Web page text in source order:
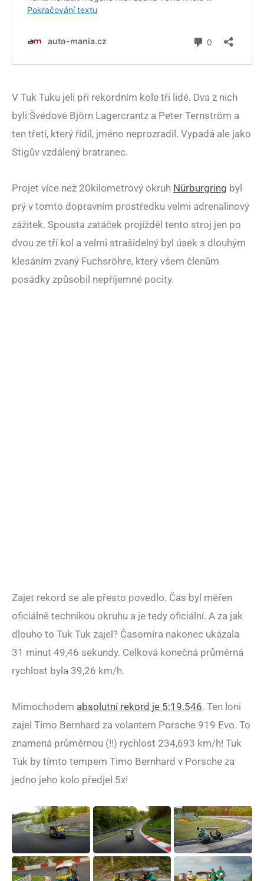
V Tuk Tuku jeli při rekordním kole tři lidé. Dva z nich
byli Švédové Björn Lagercrantz a Peter Ternström a
ten třetí, který řídil, jméno neprozradil. Vypadá ale jako
Stigův vzdálený bratranec.
Projet více než 20kilometrový okruh Nürburgring byl
prý v tomto dopravním prostředku velmi adrenalinový
zážitek. Spousta zatáček projížděl tento stroj jen po
dvou ze tří kol a velmi strašidelný byl úsek s dlouhým
klesáním zvaný Fuchsröhre, který všem členům
posádky způsobil nepříjemné pocity.
Zajet rekord se ale přesto povedlo. Čas byl měřen
oficiálně technikou okruhu a je tedy oficiální. A za jak
dlouho to Tuk Tuk zajel? Časomíra nakonec ukázala
31 minut 49,46 sekundy. Celková konečná průměrná
rychlost byla 39,26 km/h.
Mimochodem absolutní rekord je 5:19.546. Ten loni
zajel Timo Bernhard za volantem Porsche 919 Evo. To
znamená průměrnou (!!) rychlost 234,693 km/h! Tuk
Tuk by tímto tempem Timo Bernhard v Porsche za
jedno jeho kolo předjel 5x!